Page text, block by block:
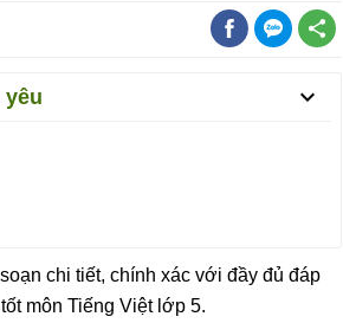
yêu
chi tiết, chính xác với đầy đủ đáp
môn Tiếng Việt lớp 5.